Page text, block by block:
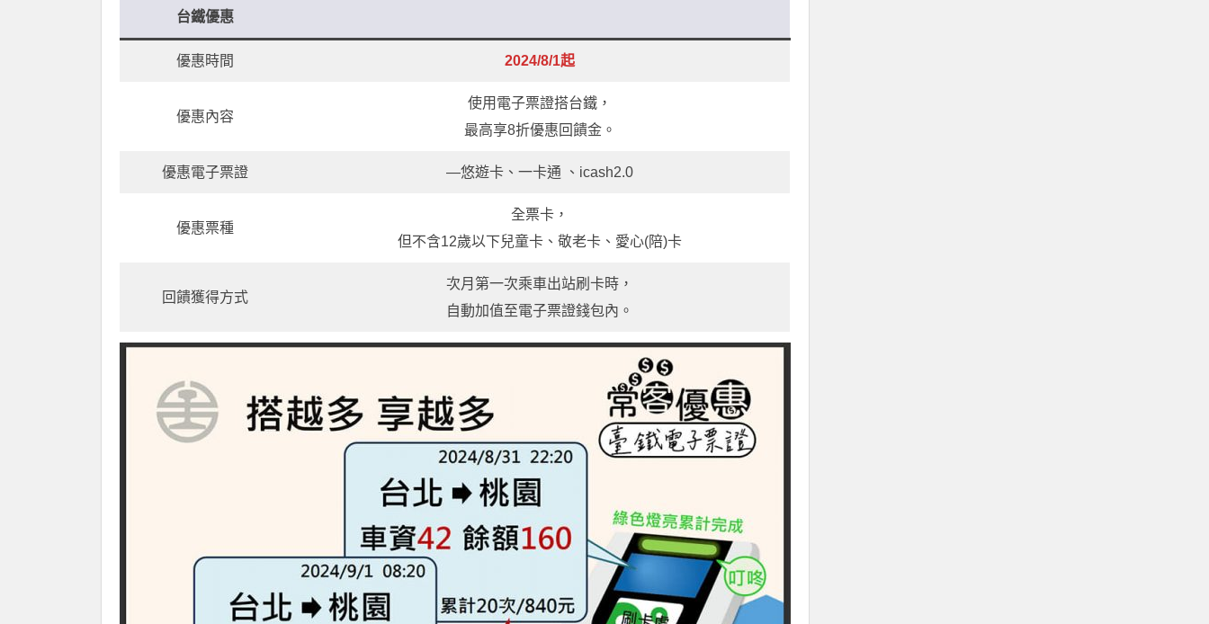
台鐵優惠
優惠時間 2024/8/1起
優惠內容
使用電子票證搭台鐵，
最高享8折優惠回饋金。
優惠電子票證 —悠遊卡、一卡通 、icash2.0
優惠票種
全票卡，
但不含12歲以下兒童卡、敬老卡、愛心(陪)卡
回饋獲得方式
次月第一次乘車出站刷卡時，
自動加值至電子票證錢包內。